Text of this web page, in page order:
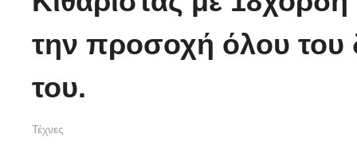
Τέτοιο ρολόι δεν
έχετε ξαναδεί!
την προσοχή όλου του
του.
Τέχνες